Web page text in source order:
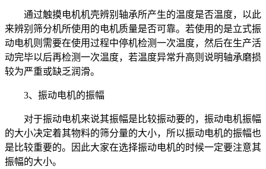
通过触摸电机机壳辨别轴承所产生的温度是否温度，以此
来辨别筛分机所使用的电机质量是否可靠。若使用的是立式振
动电机则需要在使用过程中停机检测一次温度，然后在生产活
动完毕以后再检测一次温度，若温度异常升高则说明轴承磨损
较为严重或缺乏润滑。
3、振动电机的振幅
对于振动电机来说其振幅是比较振动要的，振动电机振幅
的大小决定着其物料的筛分量的大小，所以振动电机的振幅也
是比较重要的。因此大家在选择振动电机的时候一定要注意其
振幅的大小。